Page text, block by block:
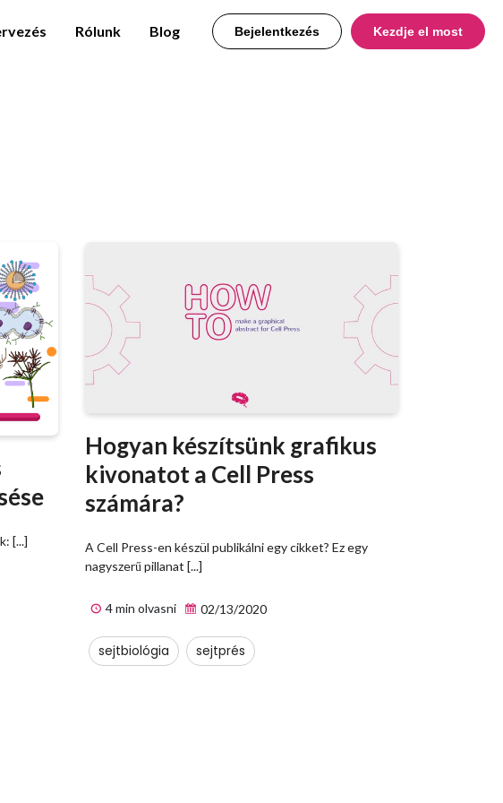
Rólunk Blog Bejelentkezés Kezdje el most
[...]
Hogyan készítsünk grafikus
kivonatot a Cell Press
számára?
A Cell Press-en készül publikálni egy cikket? Ez egy
nagyszerű pillanat [...]
4 min olvasni 02/13/2020
sejtbiológia sejtprés